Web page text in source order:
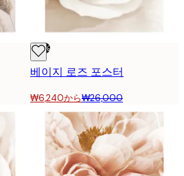
-76%
베이지 로즈 포스터
₩6,240から₩26,000